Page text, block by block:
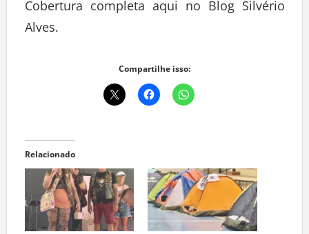
Cobertura completa aqui no Blog Silvério
Alves.
Compartilhe isso:
Relacionado